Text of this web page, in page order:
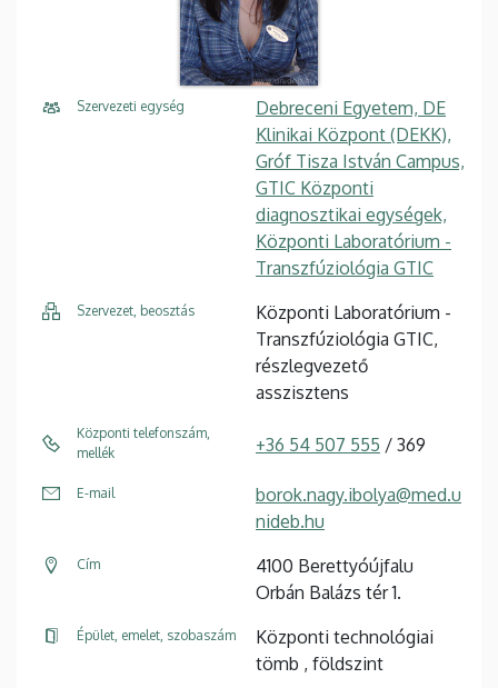
Szervezeti egység
Debreceni Egyetem, DE
Klinikai Központ (DEKK),
Gróf Tisza István Campus,
GTIC Központi
diagnosztikai egységek,
Központi Laboratórium -
Transzfúziológia GTIC
Szervezet, beosztás
Központi Laboratórium -
Transzfúziológia GTIC,
részlegvezető
asszisztens
Központi telefonszám,
mellék
+36 54 507 555 / 369
E-mail
borok.nagy.ibolya@med.u
nideb.hu
Cím
4100 Berettyóújfalu
Orbán Balázs tér 1.
Épület, emelet, szobaszám
Központi technológiai
tömb , földszint